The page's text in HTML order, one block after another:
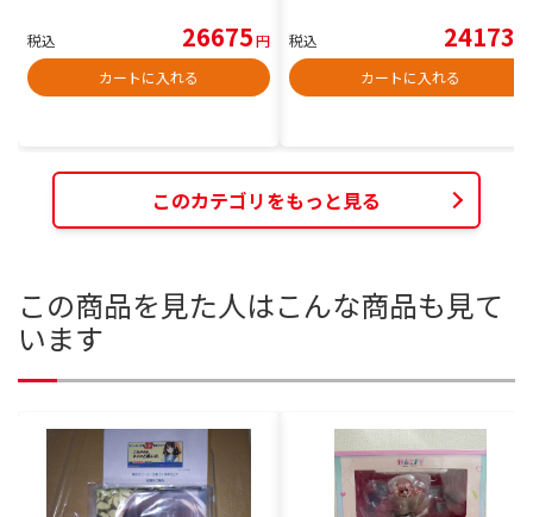
税込 26675円
カートに入れる
税込 24173
カートに入れる
このカテゴリをもっと見る
この商品を見た人はこんな商品も見て
います